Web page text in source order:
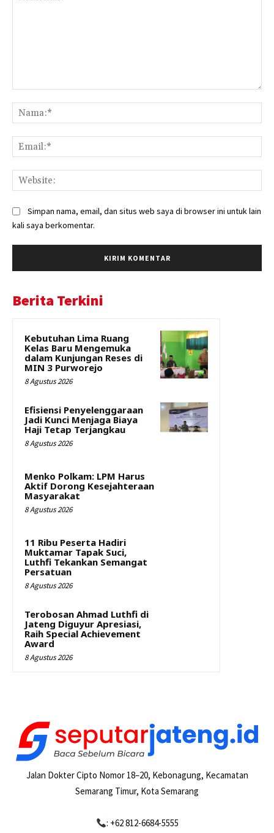
Simpan nama, email, dan situs web saya di browser ini untuk lain
kali saya berkomentar.
Berita Terkini
Kebutuhan Lima Ruang
Kelas Baru Mengemuka
dalam Kunjungan Reses di
MIN 3 Purworejo
8 Agustus 2026
Efisiensi Penyelenggaraan
Jadi Kunci Menjaga Biaya
Haji Tetap Terjangkau
8 Agustus 2026
Menko Polkam: LPM Harus
Aktif Dorong Kesejahteraan
Masyarakat
8 Agustus 2026
11 Ribu Peserta Hadiri
Muktamar Tapak Suci,
Luthfi Tekankan Semangat
Persatuan
8 Agustus 2026
Terobosan Ahmad Luthfi di
Jateng Diguyur Apresiasi,
Raih Special Achievement
Award
8 Agustus 2026
Jalan Dokter Cipto Nomor 18–20, Kebonagung, Kecamatan
Semarang Timur, Kota Semarang
: +62 812-6684-5555